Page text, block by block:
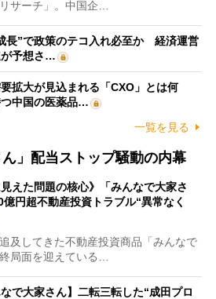
サーチ」。中国企…
長”で政策のテコ入れ必至か 経済運営
が予想さ…
拡大が見込まれる「CXO」とは何
中国の医薬品…
一覧を見る
ん」配当ストップ騒動の内幕
見えた問題の核心》「みんなで大家さ
億円超不動産投資トラブル“異常なく
及してきた不動産投資商品「みんなで
局面を迎えている…
で大家さん】二転三転した“成田プロ